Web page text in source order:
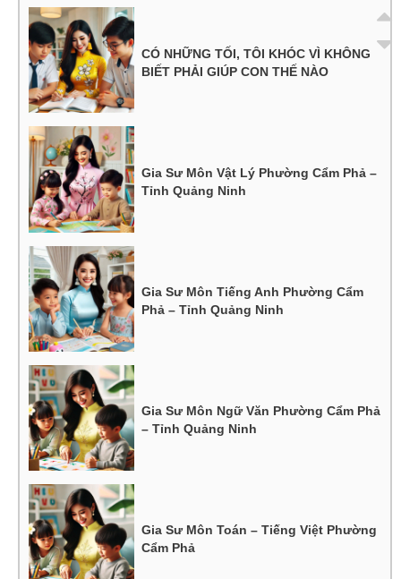
CÓ NHỮNG TỐI, TÔI KHÓC VÌ KHÔNG
BIẾT PHẢI GIÚP CON THẾ NÀO
Gia Sư Môn Vật Lý Phường Cẩm Phả –
Tỉnh Quảng Ninh
Gia Sư Môn Tiếng Anh Phường Cẩm
Phả – Tỉnh Quảng Ninh
Gia Sư Môn Ngữ Văn Phường Cẩm Phả
– Tỉnh Quảng Ninh
Gia Sư Môn Toán – Tiếng Việt Phường
Cẩm Phả